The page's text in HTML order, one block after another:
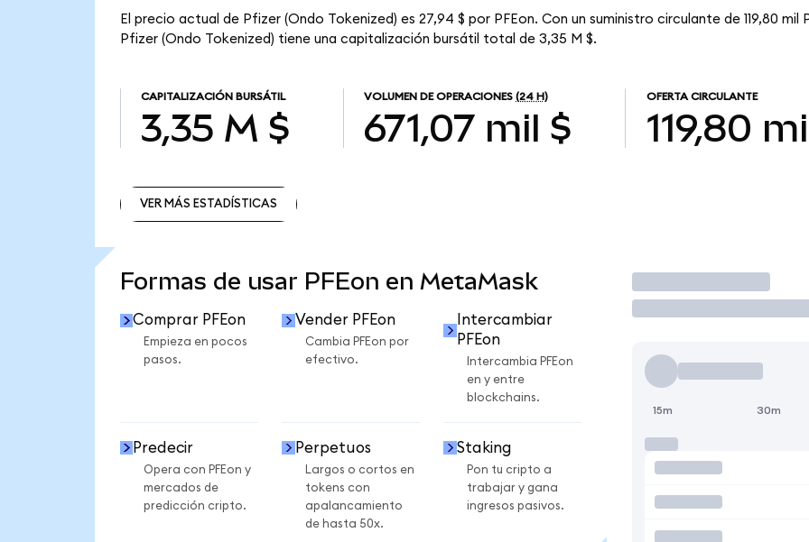
El precio actual de Pfizer (Ondo Tokenized) es 27,94 $ por PFEon. Con un suministro circulante de 119,80 mil
Pfizer (Ondo Tokenized) tiene una capitalización bursátil total de 3,35 M $.
CAPITALIZACIÓN BURSÁTIL
3,35 M $
VOLUMEN DE OPERACIONES (24 H)
671,07 mil $
OFERTA CIRCULANTE
119,80
VER MÁS ESTADÍSTICAS
Formas de usar PFEon en MetaMask
Comprar PFEon
Empieza en pocos
pasos.
Vender PFEon
Cambia PFEon por
efectivo.
Intercambiar
PFEon
Intercambia PFEon
en y entre
blockchains.
Predecir
Opera con PFEon y
mercados de
predicción cripto.
Perpetuos
Largos o cortos en
tokens con
apalancamiento
de hasta 50x.
Staking
Pon tu cripto a
trabajar y gana
ingresos pasivos.
Operar
15m 30m